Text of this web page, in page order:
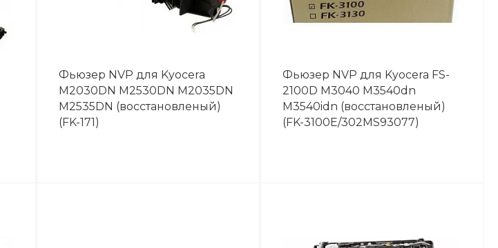
Фьюзер NVP для Kyocera
M2030DN M2530DN M2035DN
M2535DN (восстановленый)
(FK-171)
Фьюзер NVP для Kyocera FS-
2100D M3040 M3540dn
M3540idn (восстановленый)
(FK-3100E/302MS93077)